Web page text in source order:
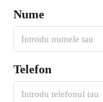
Nume
Telefon